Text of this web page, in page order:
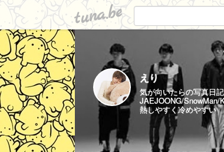
tuna.be
えり
気が向いたらの写真日記
JAEJOONG/SnowMan/
熱しやすく冷めやすい